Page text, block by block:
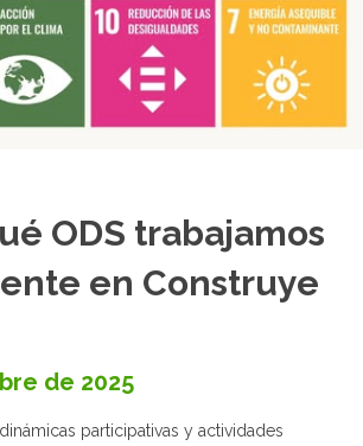
ODS trabajamos
en Construye
de 2025
participativas y actividades